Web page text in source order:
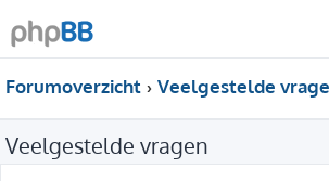
Forumoverzicht Veelgestelde
Veelgestelde vragen